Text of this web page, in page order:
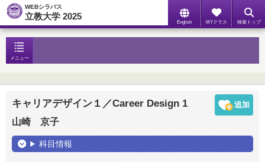
WEBシラバス
立教大学 2025
English MYクラス 検索トップ
メニュー
キャリアデザイン１／Career Design 1
山崎 京子
科目情報